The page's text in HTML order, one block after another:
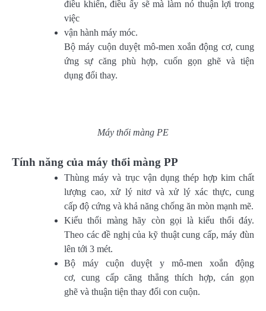
điều khiển, điều ấy sẽ mà làm nó thuận lợi trong
việc
vận hành máy móc.
Bộ máy cuộn duyệt mô-men xoắn động cơ, cung
ứng sự căng phù hợp, cuốn gọn ghẽ và tiện
dụng đổi thay.
Máy thổi màng PE
Tính năng của máy thổi màng PP
Thùng máy và trục vận dụng thép hợp kim chất
lượng cao, xử lý nitơ và xử lý xác thực, cung
cấp độ cứng và khả năng chống ăn mòn mạnh mẽ.
Kiểu thổi màng hãy còn gọi là kiểu thổi đáy.
Theo các đề nghị của kỹ thuật cung cấp, máy đùn
lên tới 3 mét.
Bộ máy cuộn duyệt y mô-men xoắn động
cơ, cung cấp căng thẳng thích hợp, cán gọn
ghẽ và thuận tiện thay đổi con cuộn.